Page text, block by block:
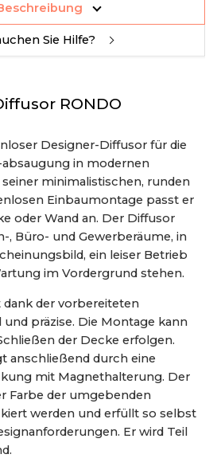
Sie Hilfe?
RONDO
Designer-Diffusor für die
in modernen
minimalistischen, runden
Einbaumontage passt er
oder Wand an. Der Diffusor
, Büro- und Gewerberäume, in
ein leiser Betrieb
im Vordergrund stehen.
der vorbereiteten
präzise. Die Montage kann
der Decke erfolgen.
anschließend durch eine
mit Magnethalterung. Der
Farbe der umgebenden
werden und erfüllt so selbst
Er wird Teil